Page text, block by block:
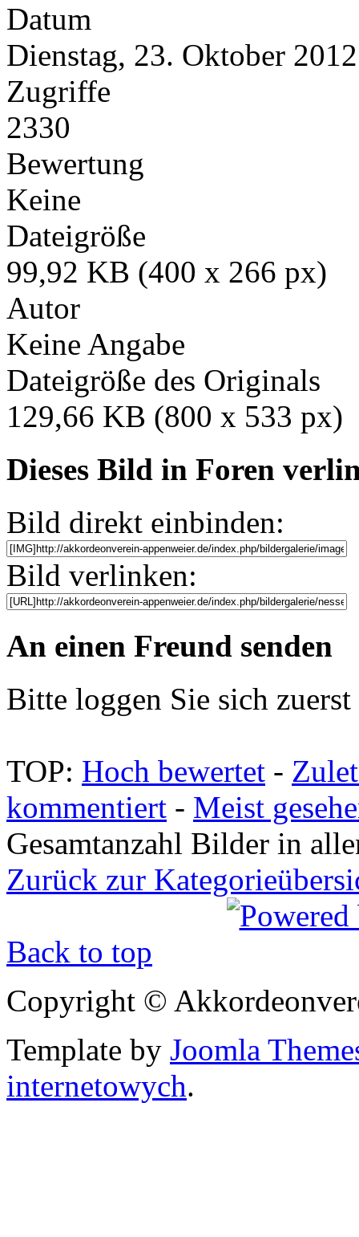
Datum
Dienstag, 23. Oktober 2012
Zugriffe
2330
Bewertung
Keine
Dateigröße
99,92 KB (400 x 266 px)
Autor
Keine Angabe
Dateigröße des Originals
129,66 KB (800 x 533 px)
Dieses Bild in Foren
Bild direkt einbinden:
Bild verlinken:
An einen Freund senden
Bitte loggen Sie sich
TOP: Hoch bewertet -
kommentiert - Meist
Gesamtanzahl Bilder in
Zurück zur
Back to top
Copyright ©
Template by Joomla
internetowych.